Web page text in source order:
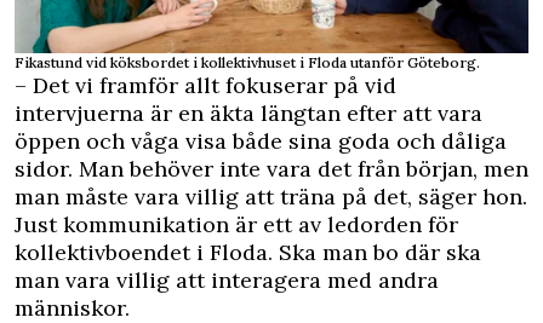
Fikastund vid köksbordet i kollektivhuset i Floda utanför Göteborg.
– Det vi framför allt fokuserar på vid
intervjuerna är en äkta längtan efter att vara
öppen och våga visa både sina goda och dåliga
sidor. Man behöver inte vara det från början, men
man måste vara villig att träna på det, säger hon.
Just kommunikation är ett av ledorden för
kollektivboendet i Floda. Ska man bo där ska
man vara villig att interagera med andra
människor.